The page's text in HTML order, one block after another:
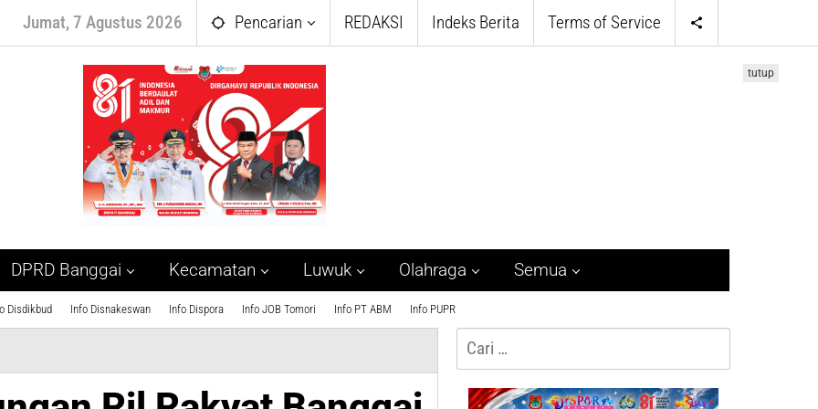
Jumat, 7 Agustus 2026 Pencarian REDAKSI Indeks Berita Terms of Service
DPRD Banggai Kecamatan Luwuk Olahraga Semua
Disdikbud Info Disnakeswan Info Dispora Info JOB Tomori Info PT ABM Info PUPR
tutup
Cari
untuk: